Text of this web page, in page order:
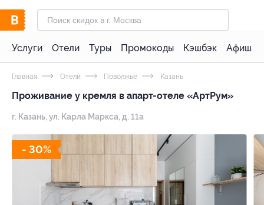
Услуги Отели Туры Промокоды Кэшбэк Афиша
Главная Отели Поволжье Казань
Проживание у кремля в апарт-отеле «AртРум»
г. Казань, ул. Карла Маркса, д. 11а
- 30%